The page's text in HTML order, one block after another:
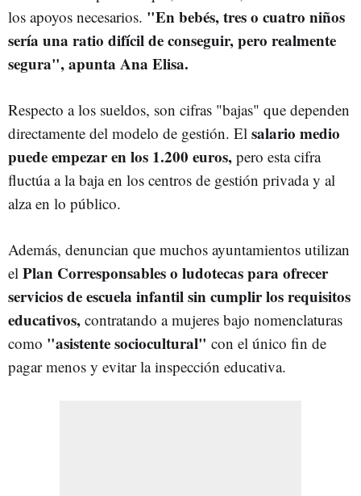
los apoyos necesarios. "En bebés, tres o cuatro niños
sería una ratio difícil de conseguir, pero realmente
segura", apunta Ana Elisa.
Respecto a los sueldos, son cifras "bajas" que dependen
directamente del modelo de gestión. El salario medio
puede empezar en los 1.200 euros, pero esta cifra
fluctúa a la baja en los centros de gestión privada y al
alza en lo público.
Además, denuncian que muchos ayuntamientos utilizan
el Plan Corresponsables o ludotecas para ofrecer
servicios de escuela infantil sin cumplir los requisitos
educativos, contratando a mujeres bajo nomenclaturas
como "asistente sociocultural" con el único fin de
pagar menos y evitar la inspección educativa.